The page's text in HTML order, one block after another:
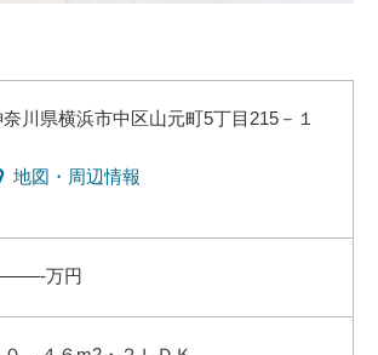
川県横浜市中区山元町5丁目215－１
地図・周辺情報
万円